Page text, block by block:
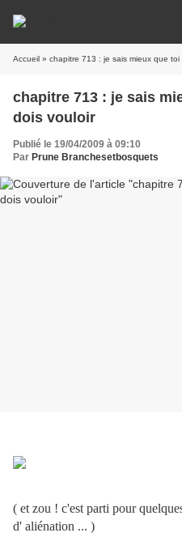
Accueil » chapitre 713 : je sais mieux que
chapitre 713 : je sais
dois vouloir
Publié le 19/04/2009 à 09:10
Par Prune Branchesetbosquets
( et zou ! c'est parti pour
d' aliénation ... )